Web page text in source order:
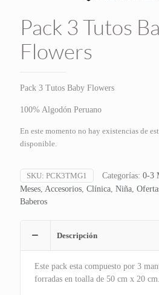
Pack 3 Tutos
Flowers
Pack 3 Tutos Baby Flowers
100% Algodón Peruano
En este momento no hay existencias de
disponible.
SKU: PCK3TMG1 Categorías: 0-3
Meses Accesorios Clínica Niña
Baberos
Descripción
Este pack esta compuesto por 3
forradas en toalla de 50 cm x 20 cm.